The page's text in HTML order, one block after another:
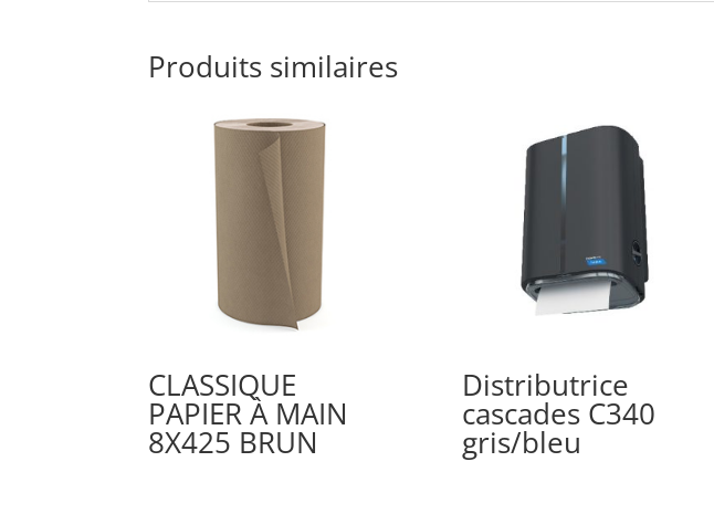
Produits similaires
CLASSIQUE
PAPIER À MAIN
8X425 BRUN
Distributrice
cascades C340
gris/bleu